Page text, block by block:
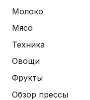
Молоко
Мясо
Техника
Овощи
Фрукты
Обзор прессы